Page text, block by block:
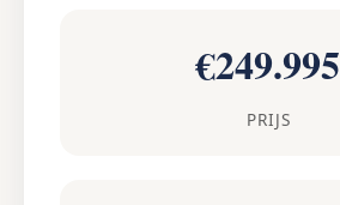
€249.995
PRIJS